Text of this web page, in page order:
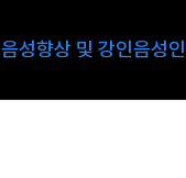
음성향상 및 강인음성